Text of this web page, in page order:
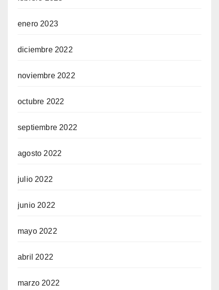
enero 2023
diciembre 2022
noviembre 2022
octubre 2022
septiembre 2022
agosto 2022
julio 2022
junio 2022
mayo 2022
abril 2022
marzo 2022